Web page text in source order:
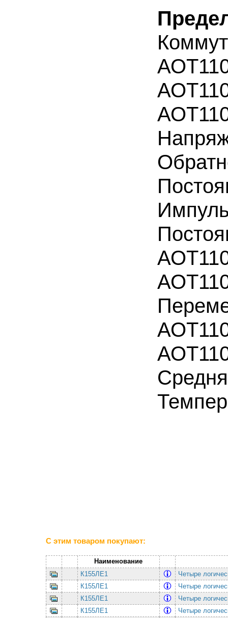
С этим товаром покупают:
Наименование
К155ЛЕ1
Четыре
К155ЛЕ1
Четыре
К155ЛЕ1
Четыре
К155ЛЕ1
Четыре